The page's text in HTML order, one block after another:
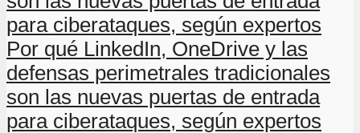
para ciberataques, según expertos
Por qué LinkedIn, OneDrive y las
defensas perimetrales tradicionales
son las nuevas puertas de entrada
para ciberataques, según expertos